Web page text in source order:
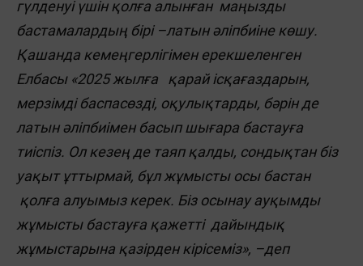
гүлденуі үшін қолға алынған маңызды
бастамалардың бірі –латын әліпбиіне көшу.
Қашанда кемеңгерлігімен ерекшеленген
Елбасы «2025 жылға қарай ісқағаздарын,
мерзімді баспасөзді, оқулықтарды, бәрін де
латын әліпбиімен басып шығара бастауға
тиіспіз. Ол кезең де таяп қалды, сондықтан біз
уақыт ұттырмай, бұл жұмысты осы бастан
қолға алуымыз керек. Біз осынау ауқымды
жұмысты бастауға қажетті дайындық
жұмыстарына қазірден кірісеміз», –деп